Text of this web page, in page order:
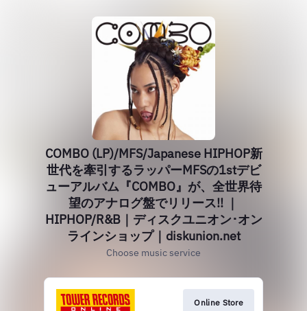
COMBO (LP)/MFS/Japanese HIPHOP新
世代を牽引するラッパーMFSの1stデビ
ューアルバム『COMBO』が、全世界待
望のアナログ盤でリリース!! ｜
HIPHOP/R&B｜ディスクユニオン･オン
ラインショップ｜diskunion.net
Choose music service
Online Store